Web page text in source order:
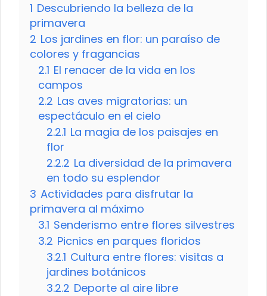
1 Descubriendo la belleza de la
primavera
2 Los jardines en flor: un paraíso de
colores y fragancias
2.1 El renacer de la vida en los
campos
2.2 Las aves migratorias: un
espectáculo en el cielo
2.2.1 La magia de los paisajes en
flor
2.2.2 La diversidad de la primavera
en todo su esplendor
3 Actividades para disfrutar la
primavera al máximo
3.1 Senderismo entre flores silvestres
3.2 Picnics en parques floridos
3.2.1 Cultura entre flores: visitas a
jardines botánicos
3.2.2 Deporte al aire libre